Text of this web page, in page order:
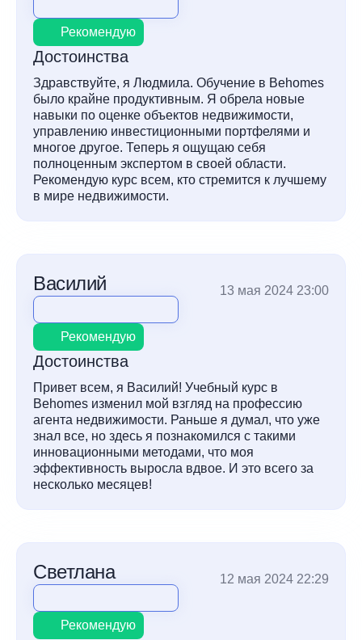
Рекомендую
Достоинства
Здравствуйте, я Людмила. Обучение в Behomes
было крайне продуктивным. Я обрела новые
навыки по оценке объектов недвижимости,
управлению инвестиционными портфелями и
многое другое. Теперь я ощущаю себя
полноценным экспертом в своей области.
Рекомендую курс всем, кто стремится к лучшему
в мире недвижимости.
Василий 13 мая 2024 23:00
Рекомендую
Достоинства
Привет всем, я Василий! Учебный курс в
Behomes изменил мой взгляд на профессию
агента недвижимости. Раньше я думал, что уже
знал все, но здесь я познакомился с такими
инновационными методами, что моя
эффективность выросла вдвое. И это всего за
несколько месяцев!
Светлана 12 мая 2024 22:29
Рекомендую